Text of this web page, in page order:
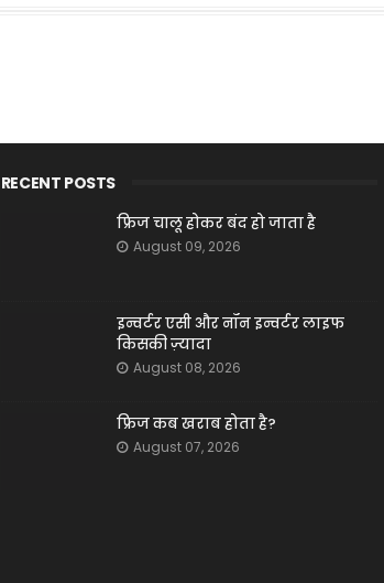
RECENT POSTS
फ्रिज चालू होकर बंद हो जाता है
August 09, 2026
इन्वर्टर एसी और नॉन इन्वर्टर लाइफ
किसकी ज़्यादा
August 08, 2026
फ्रिज कब खराब होता है?
August 07, 2026